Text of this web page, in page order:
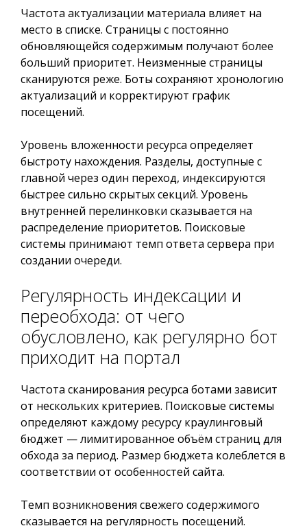
Частота актуализации материала влияет на
место в списке. Страницы с постоянно
обновляющейся содержимым получают более
больший приоритет. Неизменные страницы
сканируются реже. Боты сохраняют хронологию
актуализаций и корректируют график
посещений.
Уровень вложенности ресурса определяет
быстроту нахождения. Разделы, доступные с
главной через один переход, индексируются
быстрее сильно скрытых секций. Уровень
внутренней перелинковки сказывается на
распределение приоритетов. Поисковые
системы принимают темп ответа сервера при
создании очереди.
Регулярность индексации и
переобхода: от чего
обусловлено, как регулярно бот
приходит на портал
Частота сканирования ресурса ботами зависит
от нескольких критериев. Поисковые системы
определяют каждому ресурсу краулинговый
бюджет — лимитированное объём страниц для
обхода за период. Размер бюджета колеблется в
соответствии от особенностей сайта.
Темп возникновения свежего содержимого
сказывается на регулярность посещений.